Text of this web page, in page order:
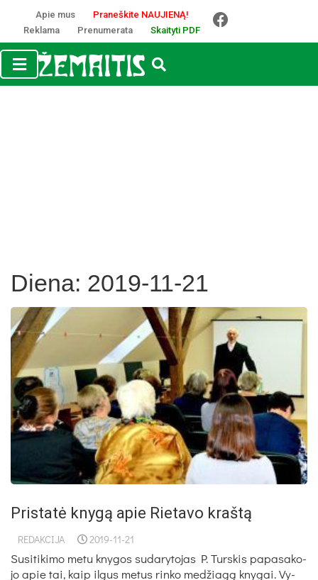
Apie mus
Praneškite NAUJIENĄ!
Reklama
Prenumerata Skaityti PDF
Diena: 2019-11-21
Pristatė knygą apie Rietavo kraštą
REDAKCIJA 2019-11-21
Su­si­ti­ki­mo me­tu kny­gos su­da­ry­to­jas P. Turs­kis pa­pa­sa­ko­
jo apie tai, kaip il­gus me­tus rin­ko me­džia­gą kny­gai. Vy­